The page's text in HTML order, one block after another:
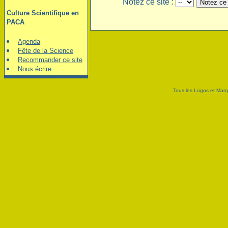
Culture Scientifique en
PACA
Agenda
Fête de la Science
Recommander ce site
Nous écrire
Notez ce site :
Tous les Logos et